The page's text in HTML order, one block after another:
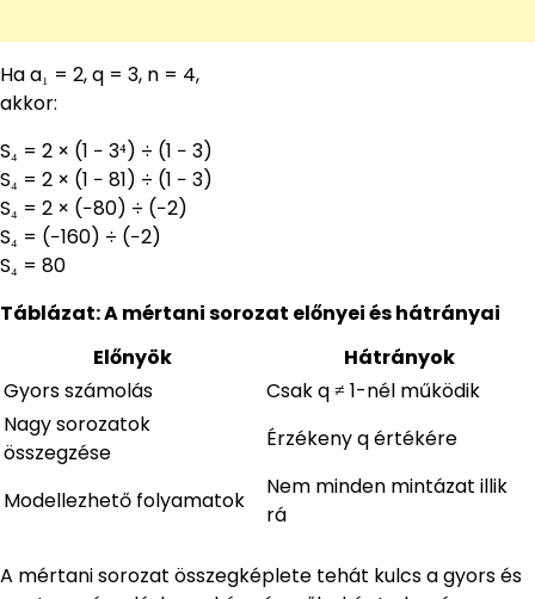
Ha a₁ = 2, q = 3, n = 4,
akkor:
S₄ = 2 × (1 − 3⁴) ÷ (1 − 3)
S₄ = 2 × (1 − 81) ÷ (1 − 3)
S₄ = 2 × (−80) ÷ (−2)
S₄ = (−160) ÷ (−2)
S₄ = 80
Táblázat: A mértani sorozat előnyei és hátrányai
Előnyök
Hátrányok
Gyors számolás
Csak q ≠ 1-nél működik
Nagy sorozatok
összegzése
Érzékeny q értékére
Modellezhető folyamatok
Nem minden mintázat illik
rá
A mértani sorozat összegképlete tehát kulcs a gyors és